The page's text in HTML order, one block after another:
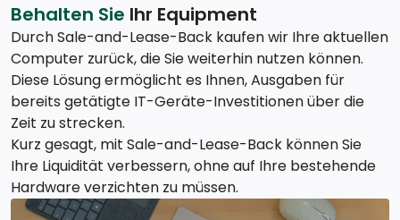
Behalten Sie Ihr Equipment
Durch Sale-and-Lease-Back kaufen wir Ihre aktuellen
Computer zurück, die Sie weiterhin nutzen können.
Diese Lösung ermöglicht es Ihnen, Ausgaben für
bereits getätigte IT-Geräte-Investitionen über die
Zeit zu strecken.
Kurz gesagt, mit Sale-and-Lease-Back können Sie
Ihre Liquidität verbessern, ohne auf Ihre bestehende
Hardware verzichten zu müssen.